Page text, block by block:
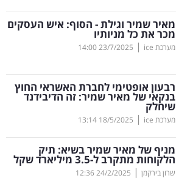
מאיר שמיר וגילת - הסוף: איש העסקים
מכר את כל מניותיו
מערכת ice |
23/7/2025
14:00
רבעון אופטימי לחברת האשראי החוץ
בנקאי של מאיר שמיר: זה הדיבידנד
שיחלק
מערכת ice |
18/5/2025
13:14
מניף של מאיר שמיר בשיא: תיק
הלקוחות מתקרב ל-3.5 מיליארד שקל
שרון בירקמן |
24/2/2025
12:36